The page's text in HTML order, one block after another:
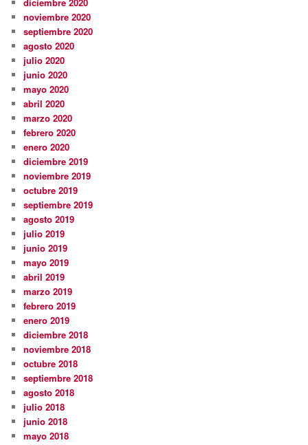
noviembre 2020
septiembre 2020
agosto 2020
julio 2020
junio 2020
mayo 2020
abril 2020
marzo 2020
febrero 2020
enero 2020
diciembre 2019
noviembre 2019
octubre 2019
septiembre 2019
agosto 2019
julio 2019
junio 2019
mayo 2019
abril 2019
marzo 2019
febrero 2019
enero 2019
diciembre 2018
noviembre 2018
octubre 2018
septiembre 2018
agosto 2018
julio 2018
junio 2018
mayo 2018